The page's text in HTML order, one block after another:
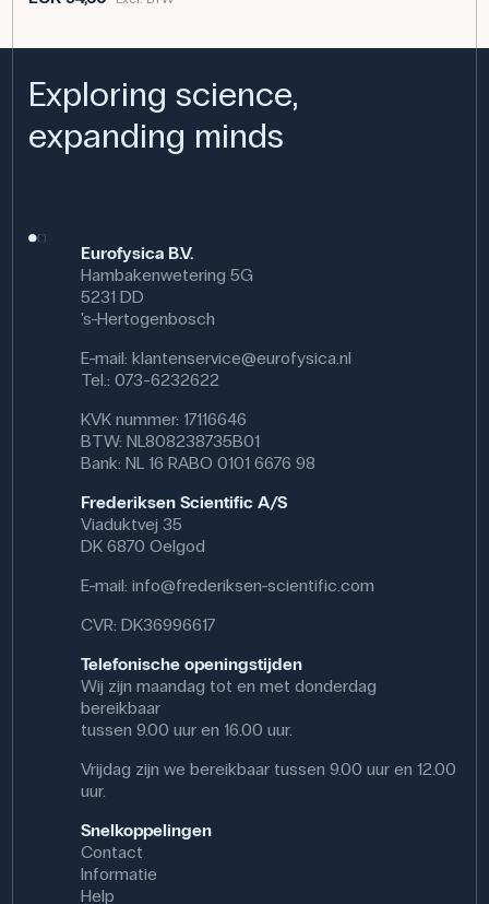
Synoniem: Newtonmeter
Meetbereik: 10 N
Exploring science,
expanding minds
Eurofysica B.V.
Hambakenwetering 5G
5231 DD
's-Hertogenbosch
E-mail:klantenservice@eurofysica.nl
Tel.: 073-6232622
KVK nummer: 17116646
BTW: NL808238735B01
Bank: NL 16 RABO 0101 6676 98
Frederiksen Scientific A/S
Viaduktvej 35
DK 6870 Oelgod
E-mail:info@frederiksen-scientific.com
CVR: DK36996617
Telefonische openingstijden
Wij zijn maandag tot en met donderdag
bereikbaar
tussen 9.00 uur en 16.00 uur.
Vrijdag zijn we bereikbaar tussen 9.00 uur en 12.00
uur.
Snelkoppelingen
Contact
Informatie
Help